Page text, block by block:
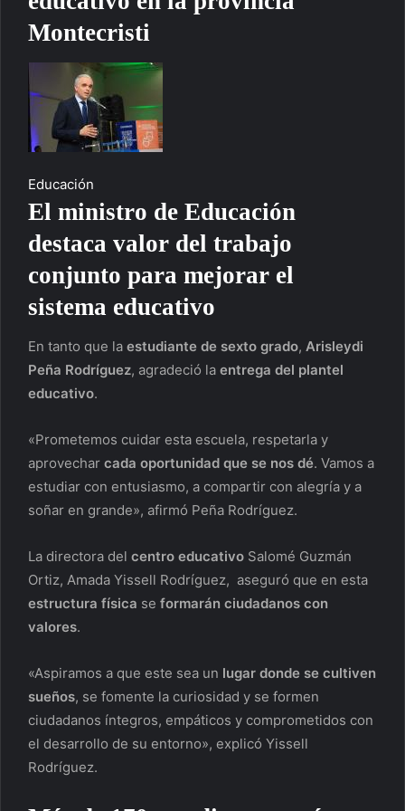
Montecristi
Educación
El ministro de Educación
destaca valor del trabajo
conjunto para mejorar el
sistema educativo
En tanto que la estudiante de sexto grado, Arisleydi
Peña Rodríguez, agradeció la entrega del plantel
educativo.
«Prometemos cuidar esta escuela, respetarla y
aprovechar cada oportunidad que se nos dé. Vamos a
estudiar con entusiasmo, a compartir con alegría y a
soñar en grande», afirmó Peña Rodríguez.
La directora del centro educativo Salomé Guzmán
Ortiz, Amada Yissell Rodríguez, aseguró que en esta
estructura física se formarán ciudadanos con
valores.
«Aspiramos a que este sea un lugar donde se cultiven
sueños, se fomente la curiosidad y se formen
ciudadanos íntegros, empáticos y comprometidos con
el desarrollo de su entorno», explicó Yissell
Rodríguez.